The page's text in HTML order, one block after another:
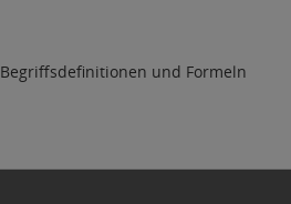
Begriffsdefinitionen und Formeln